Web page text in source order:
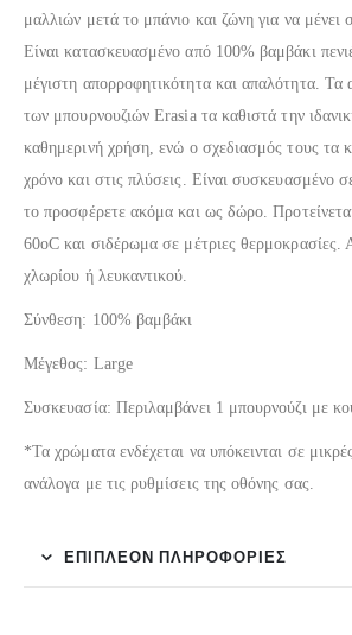
μαλλιών μετά το μπάνιο και ζώνη για να
Είναι κατασκευασμένο από 100% βαμβάκι
μέγιστη απορροφητικότητα και απαλότητα. Τα
των μπουρνουζιών Erasia τα καθιστά την
καθημερινή χρήση, ενώ ο σχεδιασμός τους τα
χρόνο και στις πλύσεις. Είναι συσκευασμένο
το προσφέρετε ακόμα και ως δώρο.
60oC και σιδέρωμα σε μέτριες θερμοκρασίες.
χλωρίου ή λευκαντικού.
Σύνθεση: 100% βαμβάκι
Μέγεθος: Large
Συσκευασία: Περιλαμβάνει 1 μπουρνούζι με
*Τα χρώματα ενδέχεται να υπόκεινται σε
ανάλογα με τις ρυθμίσεις της οθόνης σας.
ΕΠΙΠΛΈΟΝ ΠΛΗΡΟΦΟΡΊΕΣ